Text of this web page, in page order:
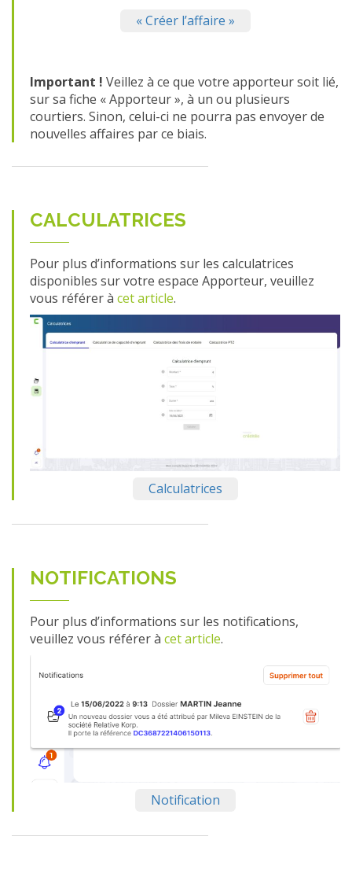
« Créer l’affaire »
Important ! Veillez à ce que votre apporteur soit lié,
sur sa fiche « Apporteur », à un ou plusieurs
courtiers. Sinon, celui-ci ne pourra pas envoyer de
nouvelles affaires par ce biais.
CALCULATRICES
Pour plus d’informations sur les calculatrices
disponibles sur votre espace Apporteur, veuillez
vous référer à cet article.
Calculatrices
NOTIFICATIONS
Pour plus d’informations sur les notifications,
veuillez vous référer à cet article.
Notification